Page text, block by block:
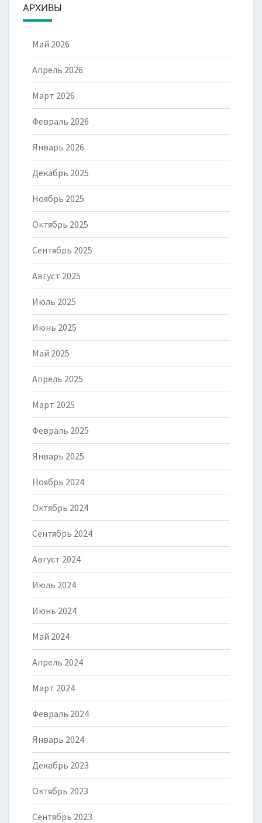
АРХИВЫ
Май 2026
Апрель 2026
Март 2026
Февраль 2026
Январь 2026
Декабрь 2025
Ноябрь 2025
Октябрь 2025
Сентябрь 2025
Август 2025
Июль 2025
Июнь 2025
Май 2025
Апрель 2025
Март 2025
Февраль 2025
Январь 2025
Ноябрь 2024
Октябрь 2024
Сентябрь 2024
Август 2024
Июль 2024
Июнь 2024
Май 2024
Апрель 2024
Март 2024
Февраль 2024
Январь 2024
Декабрь 2023
Октябрь 2023
Сентябрь 2023